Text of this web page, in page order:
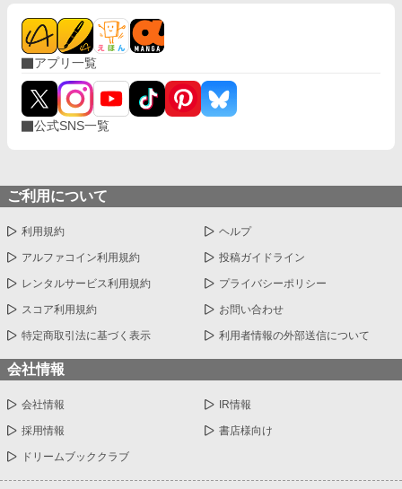
アプリ一覧
公式SNS一覧
ご利用について
利用規約 ヘルプ
アルファコイン利用規約 投稿ガイドライン
レンタルサービス利用規約 プライバシーポリシー
スコア利用規約 お問い合わせ
特定商取引法に基づく表示 利用者情報の外部送信について
会社情報
会社情報 IR情報
採用情報 書店様向け
ドリームブッククラブ